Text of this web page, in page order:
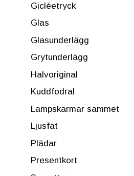
Gicléetryck
Glas
Glasunderlägg
Grytunderlägg
Halvoriginal
Kuddfodral
Lampskärmar sammet
Ljusfat
Plädar
Presentkort